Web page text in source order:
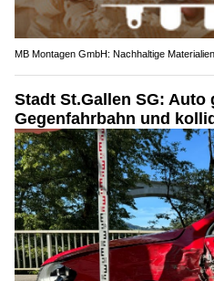
MB Montagen GmbH: Nachhaltige
Stadt St.Gallen SG: Auto
Gegenfahrbahn und